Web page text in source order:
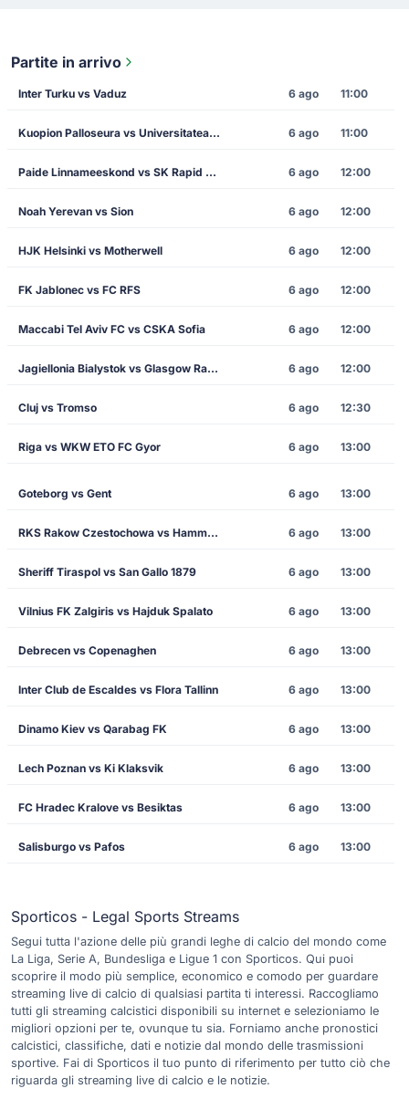
Partite in arrivo
Inter Turku vs Vaduz 6 ago 11:00
Kuopion Palloseura vs Universitatea Craiova 6 ago 11:00
Paide Linnameeskond vs SK Rapid Vienna 6 ago 12:00
Noah Yerevan vs Sion 6 ago 12:00
HJK Helsinki vs Motherwell 6 ago 12:00
FK Jablonec vs FC RFS 6 ago 12:00
Maccabi Tel Aviv FC vs CSKA Sofia 6 ago 12:00
Jagiellonia Bialystok vs Glasgow Rangers 6 ago 12:00
Cluj vs Tromso 6 ago 12:30
Riga vs WKW ETO FC Gyor 6 ago 13:00
Goteborg vs Gent 6 ago 13:00
RKS Rakow Czestochowa vs Hammarby 6 ago 13:00
Sheriff Tiraspol vs San Gallo 1879 6 ago 13:00
Vilnius FK Zalgiris vs Hajduk Spalato 6 ago 13:00
Debrecen vs Copenaghen 6 ago 13:00
Inter Club de Escaldes vs Flora Tallinn 6 ago 13:00
Dinamo Kiev vs Qarabag FK 6 ago 13:00
Lech Poznan vs Ki Klaksvik 6 ago 13:00
FC Hradec Kralove vs Besiktas 6 ago 13:00
Salisburgo vs Pafos 6 ago 13:00
Sporticos - Legal Sports Streams
Segui tutta l'azione delle più grandi leghe di calcio del mondo come
La Liga, Serie A, Bundesliga e Ligue 1 con Sporticos. Qui puoi
scoprire il modo più semplice, economico e comodo per guardare
streaming live di calcio di qualsiasi partita ti interessi. Raccogliamo
tutti gli streaming calcistici disponibili su internet e selezioniamo le
migliori opzioni per te, ovunque tu sia. Forniamo anche pronostici
calcistici, classifiche, dati e notizie dal mondo delle trasmissioni
sportive. Fai di Sporticos il tuo punto di riferimento per tutto ciò che
riguarda gli streaming live di calcio e le notizie.